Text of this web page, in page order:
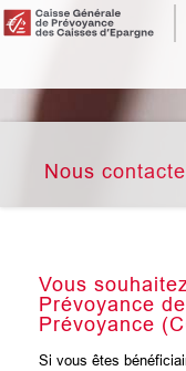
Nous
Vous
Prévoyance
Prévoyance
Si vous êtes